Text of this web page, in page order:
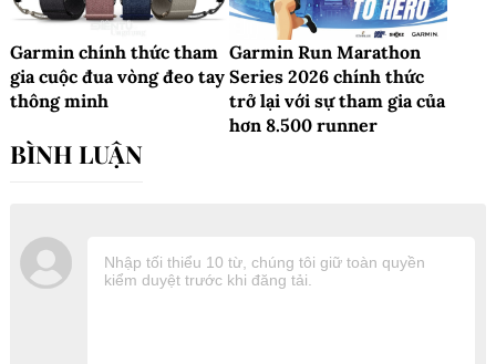
Garmin chính thức tham
gia cuộc đua vòng đeo tay
thông minh
Garmin Run Marathon
Series 2026 chính thức
trở lại với sự tham gia của
hơn 8.500 runner